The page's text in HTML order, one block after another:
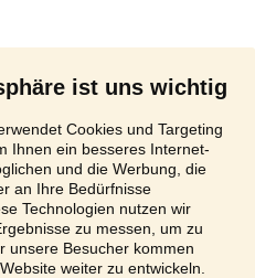
ist uns wichtig
Cookies und Targeting
Ihnen ein besseres Internet-
und die Werbung, die
an Ihre Bedürfnisse
Technologien nutzen wir
zu messen, um zu
unsere Besucher kommen
weiter zu entwickeln.